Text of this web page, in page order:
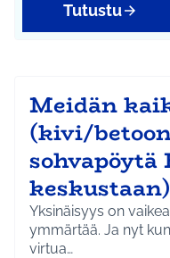
Tutustu
Meidän
(kivi/
Yksinäisyys on
ymmärtää. Ja nyt
virtua…